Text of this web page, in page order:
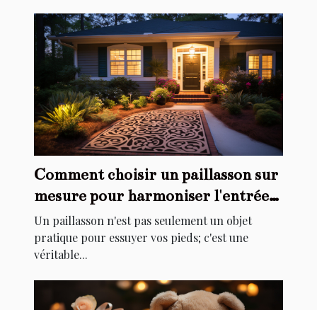
Comment choisir un paillasson sur
mesure pour harmoniser l'entrée
de votre maison
Un paillasson n'est pas seulement un objet
pratique pour essuyer vos pieds; c'est une
véritable...